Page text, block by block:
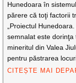
Hunedoara în
părere că toţi factorii
„Proiectul
semnalat este
mineritul din Valea
pentru păstrarea
CITEȘTE MAI